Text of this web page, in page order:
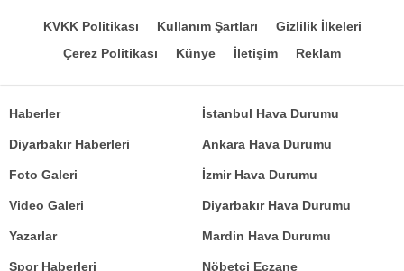
KVKK Politikası Kullanım Şartları
Gizlilik İlkeleri
Çerez Politikası
Künye İletişim Reklam
Haberler
Diyarbakır Haberleri
Foto Galeri
Video Galeri
Yazarlar
İstanbul Hava Durumu
Ankara Hava Durumu
İzmir Hava Durumu
Diyarbakır Hava Durumu
Mardin Hava Durumu
Spor Haberleri Nöbetçi Eczane